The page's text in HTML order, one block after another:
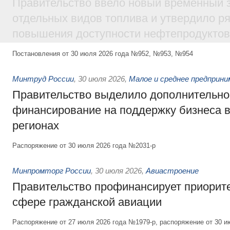
Правительство ввело новый временный
отдельных видов топлива и утвердило
повышения доступности нефтепродуктов
Постановления от 30 июля 2026 года №952, №953, №954
Минтруд России, 30 июля 2026, Малое и среднее
Правительство выделило
финансирование на поддержку бизнеса
регионах
Распоряжение от 30 июля 2026 года №2031-р
Минпромторг России, 30 июля 2026, Авиастроение
Правительство профинансирует
сфере гражданской авиации
Распоряжение от 27 июля 2026 года №1979-р, распоряжение от 30